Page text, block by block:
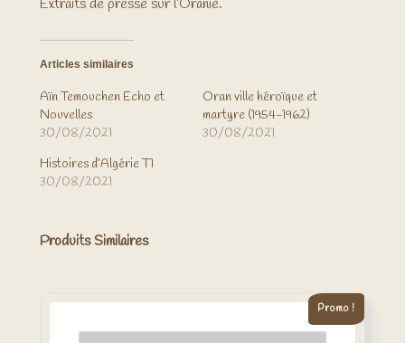
Extraits de presse sur l’Oranie.
Articles similaires
Aïn Temouchen Echo et
Nouvelles
30/08/2021
Oran ville héroïque et
martyre (1954-1962)
30/08/2021
Histoires d’Algérie T1
30/08/2021
Produits Similaires
Promo !